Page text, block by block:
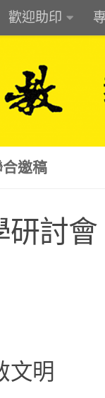
歡迎助印
邀稿
研討
明